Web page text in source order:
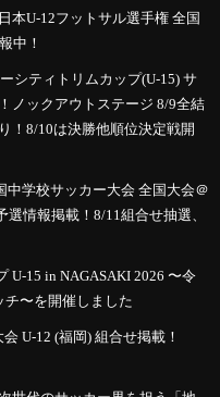
本U-12フットサル選手権 全国
中！
シティトリムカップ(U-15) サ
ノックアウトステージ 8/9全結
！8/10は決勝他順位決定戦開
中学校サッカー大会 全国大会＠
情報掲載！8/11組合せ抽選、
U-15 in NAGASAKI 2026 〜令
〜を開催しました
U-12 (福岡) 組合せ掲載！